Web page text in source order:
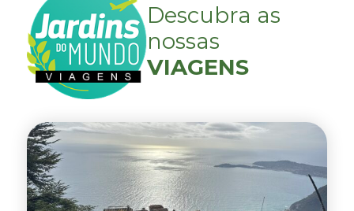
Descubra as
nossas
VIAGENS